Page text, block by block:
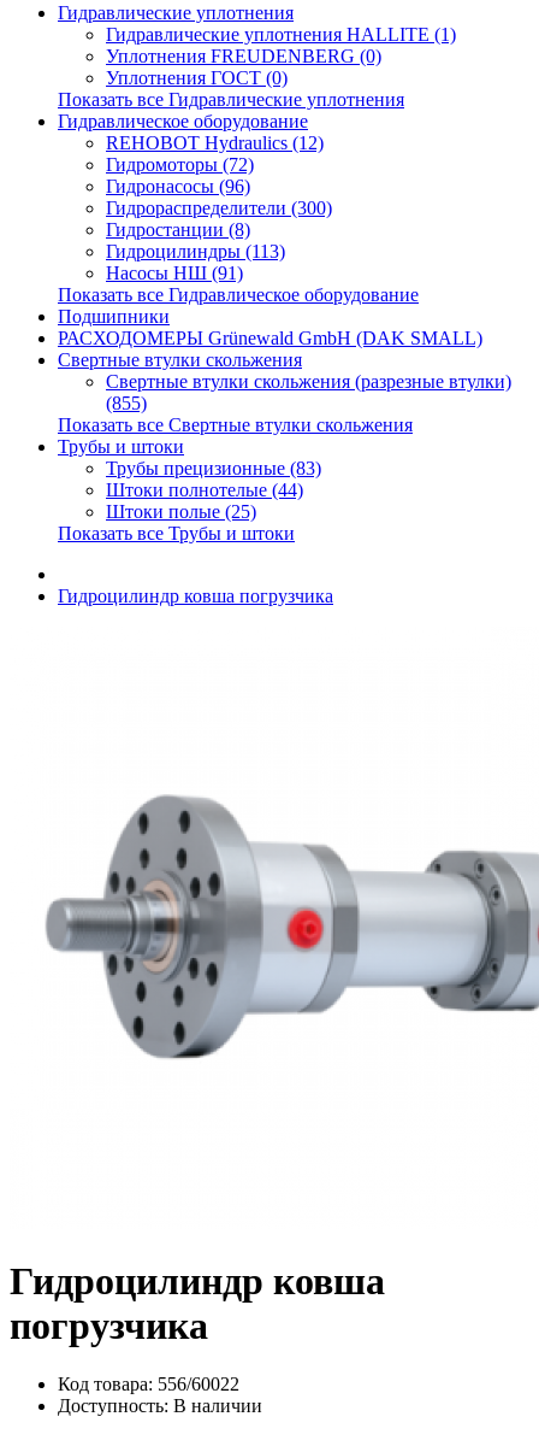
Гидравлические уплотнения
Гидравлические уплотнения HALLITE (1)
Уплотнения FREUDENBERG (0)
Уплотнения ГОСТ (0)
Показать все Гидравлические уплотнения
Гидравлическое оборудование
REHOBOT Hydraulics (12)
Гидромоторы (72)
Гидронасосы (96)
Гидрораспределители (300)
Гидростанции (8)
Гидроцилиндры (113)
Насосы НШ (91)
Показать все Гидравлическое оборудование
Подшипники
РАСХОДОМЕРЫ Grünewald GmbH (DAK SMALL)
Свертные втулки скольжения
Свертные втулки скольжения (разрезные втулки)
(855)
Показать все Свертные втулки скольжения
Трубы и штоки
Трубы прецизионные (83)
Штоки полнотелые (44)
Штоки полые (25)
Показать все Трубы и штоки
Гидроцилиндр ковша погрузчика
Гидроцилиндр ковша
погрузчика
Код товара: 556/60022
Доступность: В наличии